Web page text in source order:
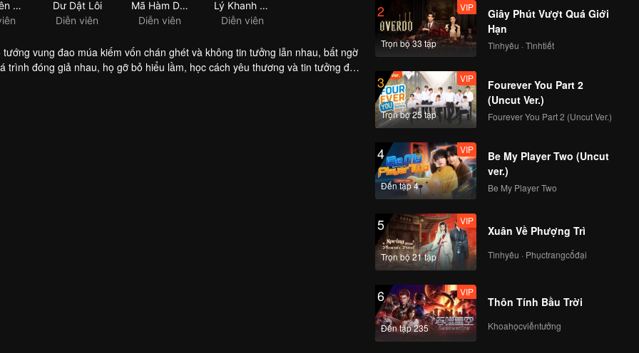
vung đao múa kiếm vốn chán ghét và không tin tưởng lẫn nhau, bất ngờ
đóng giả nhau, họ gỡ bỏ hiểu lầm, học cách yêu thương và tin tưởng đối
và thái hậu khinh miệt hãm hại hoàng hậu không được sủng ái, mới
trong thân xác hoàng đế cuối cùng cũng hiểu vì sao hoàng đế lại nghi kỵ
2
Trọn bộ 33 tập
VIP
Giây Phút Vượt Quá Giới
Hạn
Tìnhyêu · Tìnhtiết
3
Trọn bộ 25 tập
VIP
Fourever You Part 2
(Uncut Ver.)
Fourever You Part 2 (Uncut Ver.)
4
Đến tập 4
VIP
Be My Player Two (Uncut
ver.)
Be My Player Two
5
Trọn bộ 21 tập
VIP
Xuân Về Phượng Trì
Tìnhyêu · Phụctrangcổđại
6
Đến tập 235
VIP
Thôn Tính Bầu Trời
Khoahọcviễntưởng